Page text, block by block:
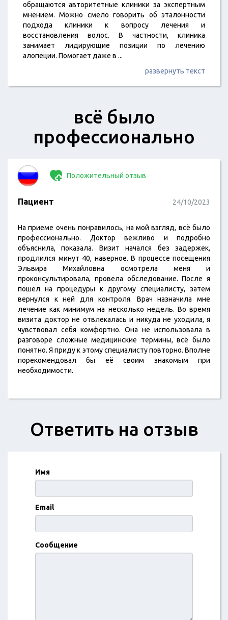
обращаются авторитетные клиники за экспертным
мнением. Можно смело говорить об эталонности
подхода клиники к вопросу лечения и
восстановления волос. В частности, клиника
занимает лидирующие позиции по лечению
алопеции. Помогает даже в ...
развернуть текст
всё было
профессионально
Положительный отзыв
Пациент 24/10/2023
На приеме очень понравилось, на мой взгляд, всё было
профессионально. Доктор вежливо и подробно
объяснила, показала. Визит начался без задержек,
продлился минут 40, наверное. В процессе посещения
Эльвира Михайловна осмотрела меня и
проконсультировала, провела обследование. После я
пошел на процедуры к другому специалисту, затем
вернулся к ней для контроля. Врач назначила мне
лечение как минимум на несколько недель. Во время
визита доктор не отвлекалась и никуда не уходила, я
чувствовал себя комфортно. Она не использовала в
разговоре сложные медицинские термины, всё было
понятно. Я приду к этому специалисту повторно. Вполне
порекомендовал бы её своим знакомым при
необходимости.
Ответить на отзыв
Имя
Email
Сообщение